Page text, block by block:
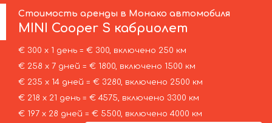
Стоимость аренды в Монако автомобиля
MINI Cooper S кабриолет
€ 300 х 1 день = € 300, включено 250 км
€ 258 х 7 дней = € 1800, включено 1500 км
€ 235 х 14 дней = € 3280, включено 2500 км
€ 218 х 21 день = € 4575, включено 3300 км
€ 197 х 28 дней = € 5500, включено 4000 км